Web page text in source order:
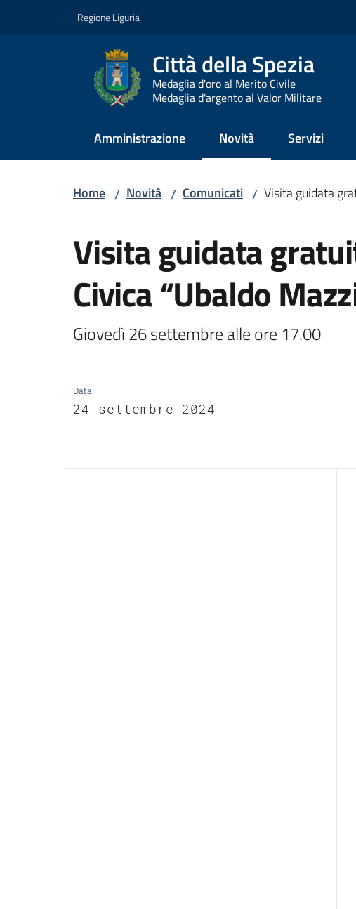
Regione Liguria
Città della Spezia
Medaglia d'oro al Merito Civile
Medaglia d'argento al Valor Militare
Amministrazione Novità
Menu selezionato
Servizi
Home / Novità / Comunicati / Visita guidata
Visita guidata
Civica “Ubaldo
Giovedì 26 settembre alle ore 17.00
Data:
24 settembre 2024